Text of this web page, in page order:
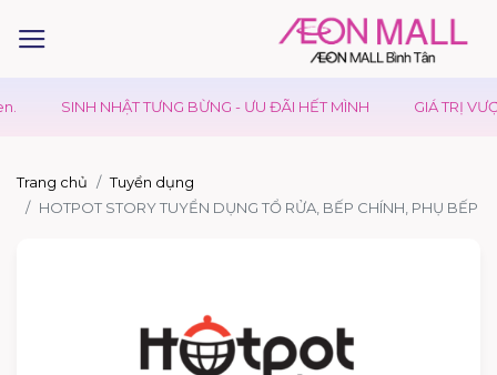
SINH NHẬT TƯNG BỪNG - ƯU ĐÃI HẾT MÌNH GIÁ TRỊ
Trang chủ
Tuyển dụng
HOTPOT STORY TUYỂN DỤNG TỔ RỬA, BẾP CHÍNH, PHỤ BẾP